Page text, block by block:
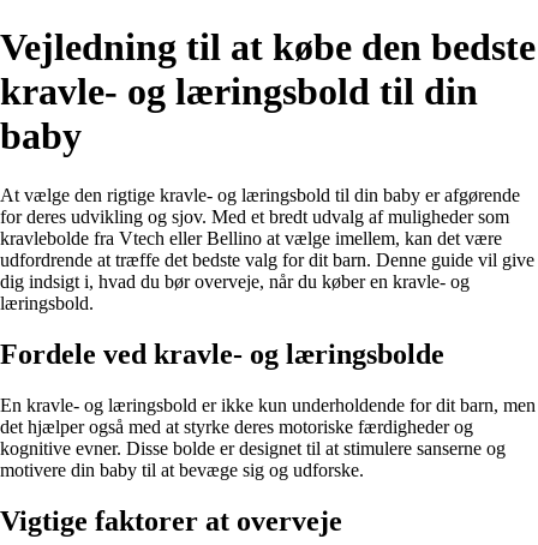
Vejledning til at købe den bedste
kravle- og læringsbold til din
baby
At vælge den rigtige kravle- og læringsbold til din baby er afgørende
for deres udvikling og sjov. Med et bredt udvalg af muligheder som
kravlebolde fra Vtech eller Bellino at vælge imellem, kan det være
udfordrende at træffe det bedste valg for dit barn. Denne guide vil give
dig indsigt i, hvad du bør overveje, når du køber en kravle- og
læringsbold.
Fordele ved kravle- og læringsbolde
En kravle- og læringsbold er ikke kun underholdende for dit barn, men
det hjælper også med at styrke deres motoriske færdigheder og
kognitive evner. Disse bolde er designet til at stimulere sanserne og
motivere din baby til at bevæge sig og udforske.
Vigtige faktorer at overveje